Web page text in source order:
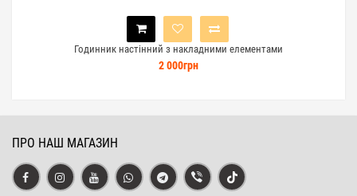
Годинник настінний з накладними елементами
2 000грн
ПРО НАШ МАГАЗИН